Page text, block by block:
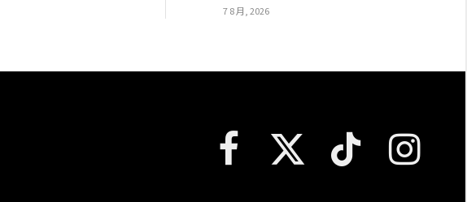
7 8 月, 2026
Facebook X
TikTok Instagram